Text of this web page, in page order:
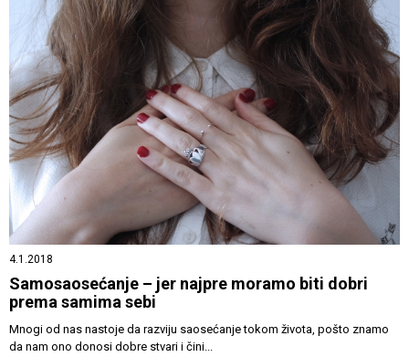
4.1.2018
Samosaosećanje – jer najpre moramo biti dobri
prema samima sebi
Mnogi od nas nastoje da razviju saosećanje tokom života, pošto znamo
da nam ono donosi dobre stvari i čini...